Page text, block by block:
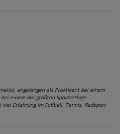
angefangen als Praktikant bei einem
einem der größten Sportverlage
Erfahrung im Fußball, Tennis, Radsport